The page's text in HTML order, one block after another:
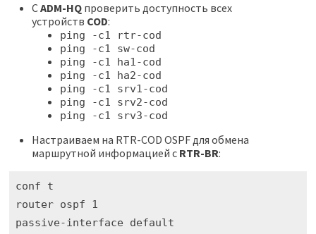
CADM-HQпроверить доступность всех
устройств COD:
ping -c1 rtr-cod
ping -c1 sw-cod
ping -c1 ha1-cod
ping -c1 ha2-cod
ping -c1 srv1-cod
ping -c1 srv2-cod
ping -c1 srv3-cod
Настраиваем на RTR-COD OSPF для обмена
маршрутной информацией с RTR-BR:
conf t
router ospf 1
passive-interface default